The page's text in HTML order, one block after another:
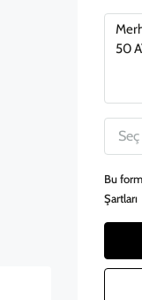
Seç
Bu
Şartları